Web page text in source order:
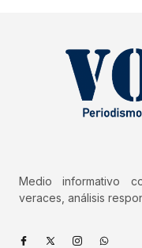
Medio informativo
veraces, análisis